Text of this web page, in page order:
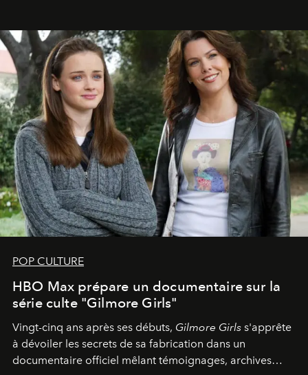
POP CULTURE
HBO Max prépare un documentaire sur la
série culte "Gilmore Girls"
Vingt-cinq ans après ses débuts, Gilmore Girls s'apprête
à dévoiler les secrets de sa fabrication dans un
documentaire officiel mêlant témoignages, archives